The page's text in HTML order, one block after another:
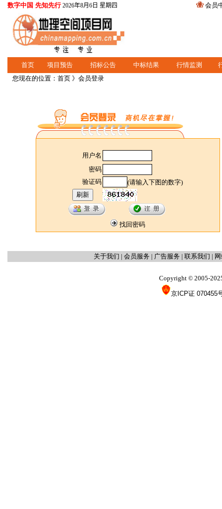
数字中国 先知先行 2026年8月6日 星期四 会员
首页 项目预告 招标公告 中标结果 行情监测
您现在的位置： 首页 》会员登录
用户名
密码
验证码
(请输入下图的数字)
找回密码
关于我们 | 会员服务 | 广告服务 | 联系我们 |
Copyright © 2005-
京ICP证 070455